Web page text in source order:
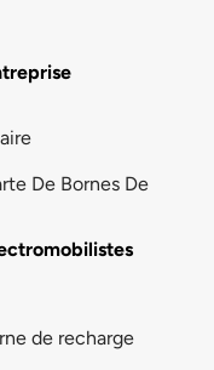
De Bornes De
de recharge